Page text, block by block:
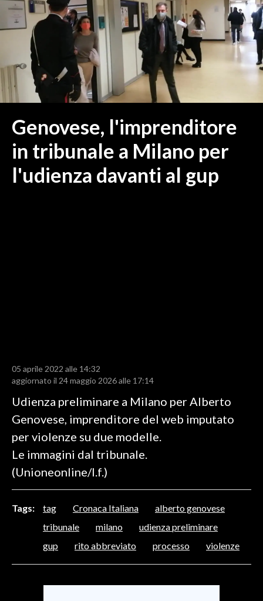
MEDIO CAMPIDANO
ORISTANO E PROVINCIA
SASSARI E PROVINCIA
GALLURA
NUORO E PROVINCIA
OGLIASTRA
ITALIA
MONDO
RISULTATI E CLASSIFICHE
CALCIO REGIONALE
BASKET
VOLLEY
MOTORI
TENNIS
CULTURA
SPETTACOLI
Genovese, l'imprenditore
in tribunale a Milano per
l'udienza davanti al gup
05 aprile 2022 alle 14:32
aggiornato il 24 maggio 2026 alle 17:14
Udienza preliminare a Milano per Alberto
Genovese, imprenditore del web imputato
per violenze su due modelle.
Le immagini dal tribunale.
(Unioneonline/l.f.)
Tags: tag Cronaca Italiana
alberto genovese
tribunale
milano
udienza preliminare
gup
rito abbreviato processo violenze